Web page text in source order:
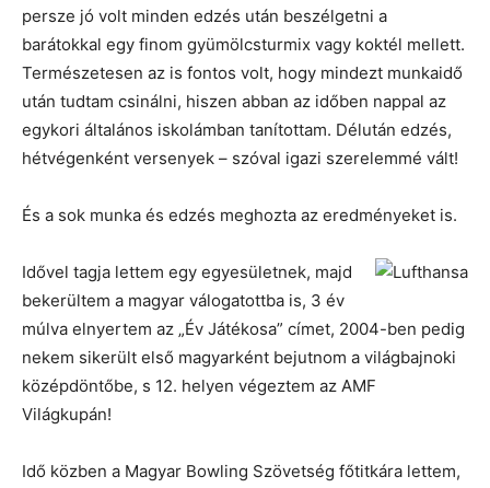
persze jó volt minden edzés után beszélgetni a
barátokkal egy finom gyümölcsturmix vagy koktél mellett.
Természetesen az is fontos volt, hogy mindezt munkaidő
után tudtam csinálni, hiszen abban az időben nappal az
egykori általános iskolámban tanítottam. Délután edzés,
hétvégenként versenyek – szóval igazi szerelemmé vált!
És a sok munka és edzés meghozta az eredményeket is.
Idővel tagja lettem egy egyesületnek, majd
bekerültem a magyar válogatottba is, 3 év
múlva elnyertem az „Év Játékosa” címet, 2004-ben pedig
nekem sikerült első magyarként bejutnom a világbajnoki
középdöntőbe, s 12. helyen végeztem az AMF
Világkupán!
Idő közben a Magyar Bowling Szövetség főtitkára lettem,